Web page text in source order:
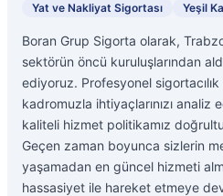
Yat ve Nakliyat Sigortası
Yeşil
Boran Grup Sigorta olarak,
sektörün öncü kuruluşlarından
ediyoruz. Profesyonel
kadromuzla ihtiyaçlarınızı analiz
kaliteli hizmet politikamız
Geçen zaman boyunca sizlerin
yaşamadan en güncel hizmeti
hassasiyet ile hareket etmeye